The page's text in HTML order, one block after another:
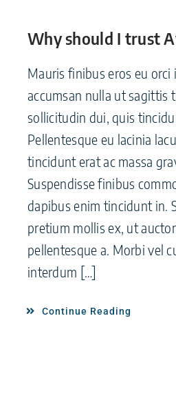
Why should I trust
Mauris finibus eros eu orci
accumsan nulla ut sagittis
sollicitudin dui, quis
Pellentesque eu lacinia
tincidunt erat ac massa
Suspendisse finibus
dapibus enim tincidunt in.
pretium mollis ex, ut
pellentesque a. Morbi vel
interdum […]
Continue Reading